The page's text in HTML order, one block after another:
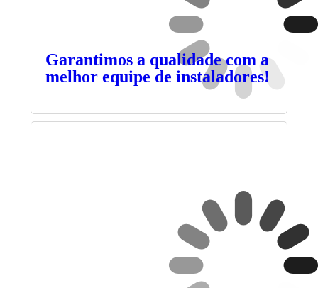
Garantimos a qualidade com a
melhor equipe de instaladores!